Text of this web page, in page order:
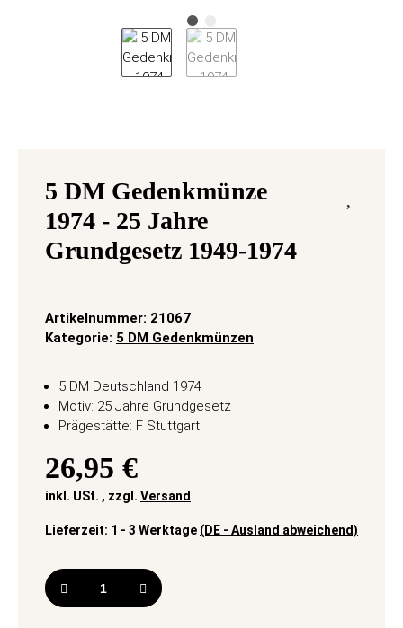
5 DM Gedenkmünze
1974 - 25 Jahre
Grundgesetz 1949-1974
Artikelnummer: 21067
Kategorie: 5 DM Gedenkmünzen
5 DM Deutschland 1974
Motiv: 25 Jahre Grundgesetz
Prägestätte: F Stuttgart
26,95 €
inkl. USt. , zzgl. Versand
Lieferzeit: 1 - 3 Werktage (DE - Ausland abweichend)